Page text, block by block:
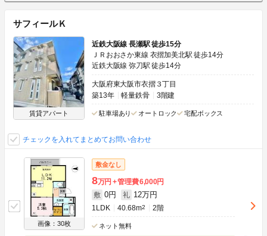
サフィールＫ
賃貸アパート
近鉄大阪線 長瀬駅 徒歩15分
ＪＲおおさか東線 衣摺加美北駅 徒歩14分
近鉄大阪線 弥刀駅 徒歩14分
大阪府東大阪市衣摺３丁目
築13年
軽量鉄骨 3階建
駐車場あり オートロック 宅配ボックス
チェックを入れてまとめてお問い合わせ
画像：30枚
敷金なし
8万円 管理費6,000円
敷 0円 礼 12万円
1LDK 40.68m2 2階
ネット無料